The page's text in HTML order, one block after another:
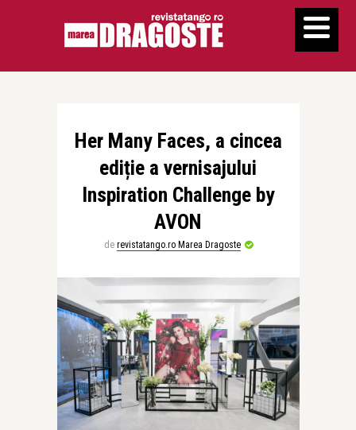
Her Many Faces, a cincea
ediție a vernisajului
Inspiration Challenge by
AVON
de revistatango.ro Marea Dragoste